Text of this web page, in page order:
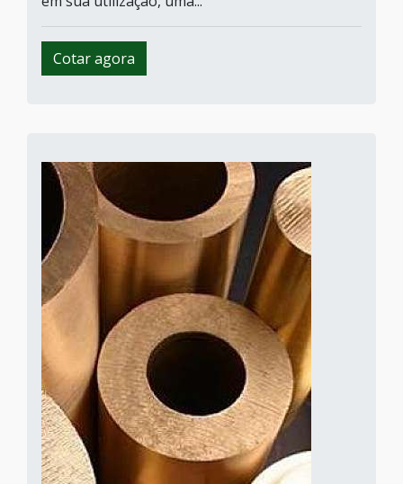
Cotar agora